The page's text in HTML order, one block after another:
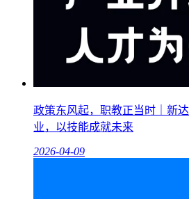
政策东风起，职教正当时｜新
业，以技能成就未来
2026-04-09